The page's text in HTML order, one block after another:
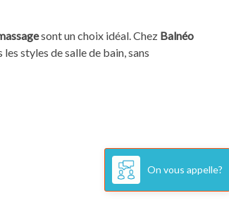
sont un choix idéal. Chez Balnéo
styles de salle de bain, sans
On vous appelle?